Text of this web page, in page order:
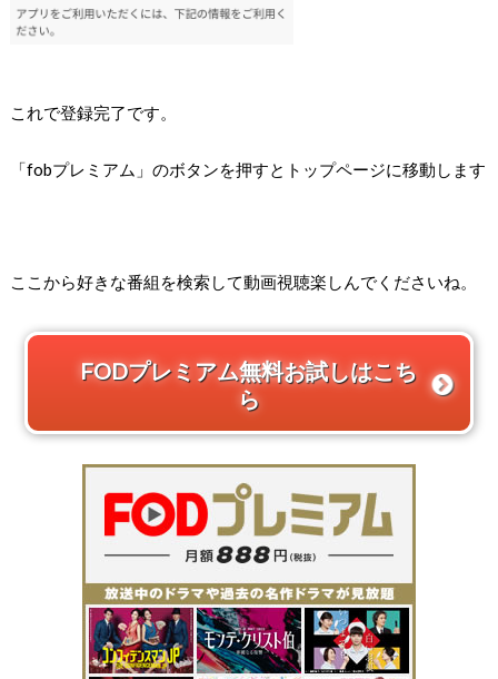
これで登録完了です。
「fobプレミアム」のボタンを押すとトップページに移動します
ここから好きな番組を検索して動画視聴楽しんでくださいね。
FODプレミアム無料お試しはこち
ら